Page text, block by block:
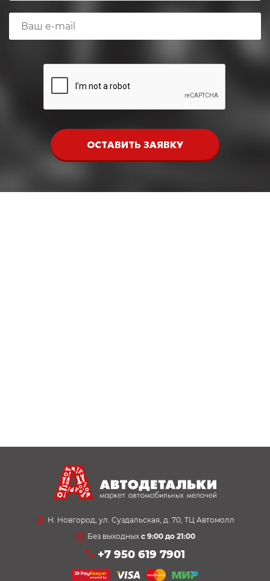
ОСТАВИТЬ ЗАЯВКУ
Н. Новгород, ул. Суздальская, д. 70, ТЦ Автомолл
Без выходных с 9:00 до 21:00
+7 950 619 7901